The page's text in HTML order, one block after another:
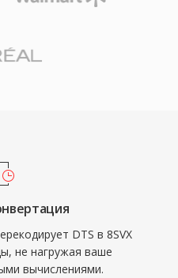
DTS в 8SVX
не нагружая ваше
вычислениями.